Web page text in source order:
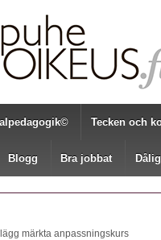
Tecken och
Blogg Bra jobbat
märkta anpassningskurs